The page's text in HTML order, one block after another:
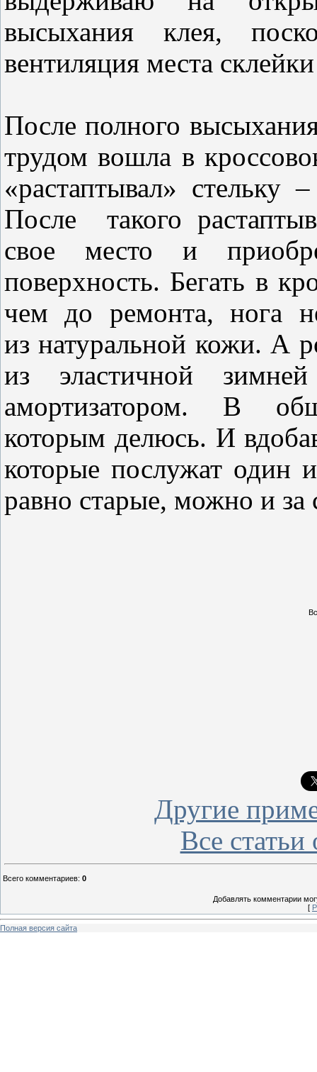
высыхания клея,
вентиляция места
После полного
трудом вошла в
«растаптывал» стельку
После такого
свое место и
поверхность. Бегать в
чем до ремонта, нога
из натуральной кожи. А
из эластичной
амортизатором. В
которым делюсь. И
которые послужат один
равно старые, можно и за
Другие
Все
Всего комментариев: 0
Добавлять комментарии
[
Полная версия сайта